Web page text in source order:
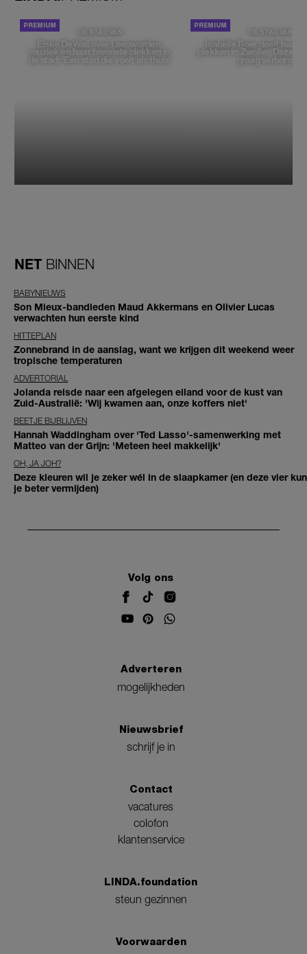
DE STAD VAN
Elske DeWall over Leeuwarden,
muziek en haar favoriete plekken in
de stad: 'Een stad die voelt als thuis'
DE STAD VAN
Isabelle Boer deelt haar
plekken in Zwolle: 'Deze
graag verborgen'
NET BINNEN
BABYNIEUWS
Son Mieux-bandleden Maud Akkermans en Olivier Lucas
verwachten hun eerste kind
HITTEPLAN
Zonnebrand in de aanslag, want we krijgen dit weekend weer
tropische temperaturen
ADVERTORIAL
Jolanda reisde naar een afgelegen eiland voor de kust van
Zuid-Australië: 'Wij kwamen aan, onze koffers niet'
BEETJE BIJBLIJVEN
Hannah Waddingham over 'Ted Lasso'-samenwerking met
Matteo van der Grijn: 'Meteen heel makkelijk'
OH, JA JOH?
Deze kleuren wil je zeker wél in de slaapkamer (en deze vier kun
je beter vermijden)
Volg ons
Adverteren
mogelijkheden
Nieuwsbrief
schrijf je in
Contact
vacatures
colofon
klantenservice
LINDA.foundation
steun gezinnen
Voorwaarden